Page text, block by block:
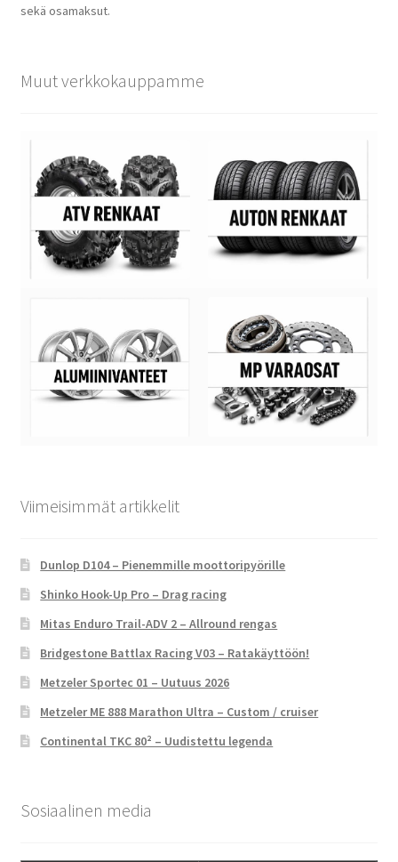
sekä osamaksut.
Muut verkkokauppamme
Viimeisimmät artikkelit
Dunlop D104 – Pienemmille moottoripyörille
Shinko Hook-Up Pro – Drag racing
Mitas Enduro Trail-ADV 2 – Allround rengas
Bridgestone Battlax Racing V03 – Ratakäyttöön!
Metzeler Sportec 01 – Uutuus 2026
Metzeler ME 888 Marathon Ultra – Custom / cruiser
Continental TKC 80² – Uudistettu legenda
Sosiaalinen media